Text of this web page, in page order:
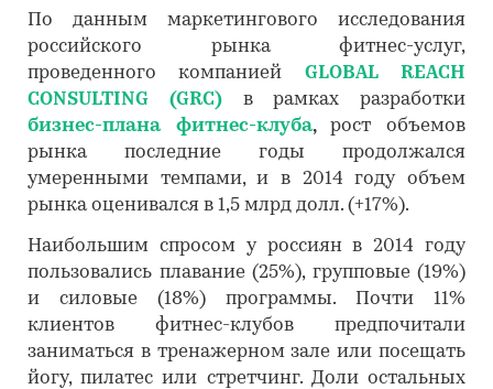
По данным маркетингового исследования
российского рынка фитнес-услуг,
проведенного компанией
GLOBAL REACH
CONSULTING (GRC)в рамках разработки
бизнес-плана фитнес-клуба,рост объемов
рынка последние годы продолжался
умеренными темпами, и в 2014 году объем
рынка оценивался в 1,5 млрд долл. (+17%).
Наибольшим спросом у россиян в 2014 году
пользовались плавание (25%), групповые (19%)
и силовые (18%) программы. Почти 11%
клиентов фитнес-клубов предпочитали
заниматься в тренажерном зале или посещать
йогу, пилатес или стретчинг. Доли остальных